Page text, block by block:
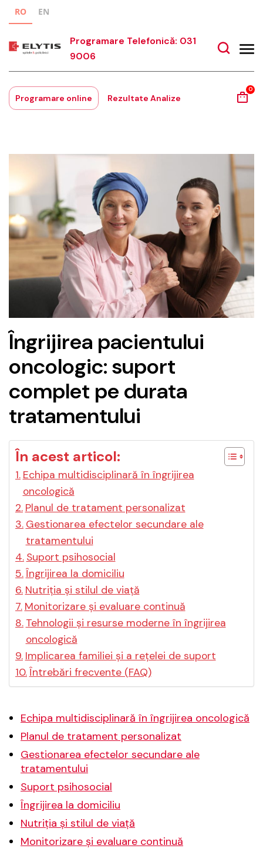
RO EN
Programare Telefonică: 031
9006
Programare online Rezultate Analize
0
Îngrijirea pacientului
oncologic: suport
complet pe durata
tratamentului
În acest articol:
Echipa multidisciplinară în îngrijirea
oncologică
Planul de tratament personalizat
Gestionarea efectelor secundare ale
tratamentului
Suport psihosocial
Îngrijirea la domiciliu
Nutriția și stilul de viață
Monitorizare și evaluare continuă
Tehnologii și resurse moderne în îngrijirea
oncologică
Implicarea familiei și a rețelei de suport
Întrebări frecvente (FAQ)
Echipa multidisciplinară în îngrijirea oncologică
Planul de tratament personalizat
Gestionarea efectelor secundare ale
tratamentului
Suport psihosocial
Îngrijirea la domiciliu
Nutriția și stilul de viață
Monitorizare și evaluare continuă